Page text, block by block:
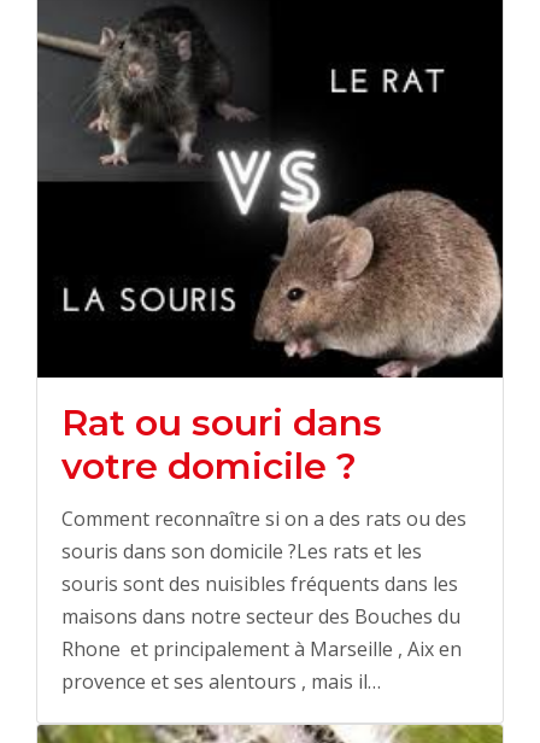
Rat ou souri dans
votre domicile ?
Comment reconnaître si on a des rats ou des
souris dans son domicile ?Les rats et les
souris sont des nuisibles fréquents dans les
maisons dans notre secteur des Bouches du
Rhone et principalement à Marseille , Aix en
provence et ses alentours , mais il…